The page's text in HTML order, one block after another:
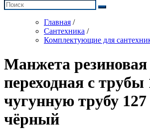
Главная /
Сантехника /
Комплектующие для
Манжета резиновая
переходная с
чугунную трубу
чёрный